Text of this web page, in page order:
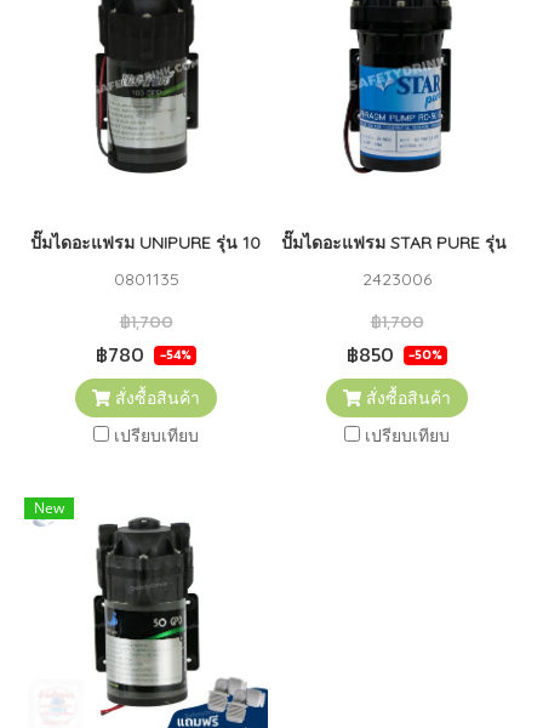
ปั๊มไดอะแฟรม UNIPURE รุ่น 100 GPD + Adapter
0801135
฿1,700
฿780 -54%
สั่งซื้อสินค้า
เปรียบเทียบ
ปั๊มไดอะแฟรม STAR PURE รุ่น
2423006
฿1,700
฿850 -50%
สั่งซื้อสินค้า
เปรียบเทียบ
New